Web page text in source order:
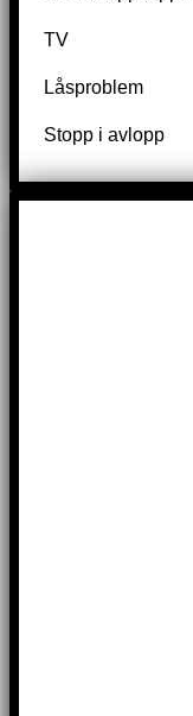
TV
Låsproblem
Stopp i avlopp